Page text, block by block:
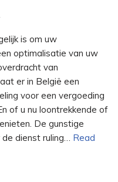
is om uw
optimalisatie van uw
van
er in België een
voor een vergoeding
of u nu loontrekkende of
De gunstige
dienst ruling… Read